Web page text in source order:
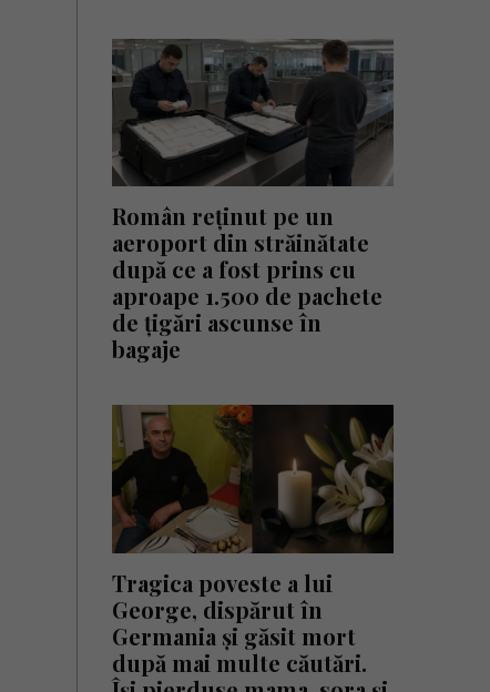
Român reținut pe un
aeroport din străinătate
după ce a fost prins cu
aproape 1.500 de pachete
de țigări ascunse în
bagaje
Tragica poveste a lui
George, dispărut în
Germania și găsit mort
după mai multe căutări.